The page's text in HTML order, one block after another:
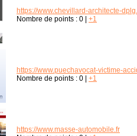
https://www.chevillard-architecte-
Nombre de points : 0 +1
https://www.puechavocat-victime-
Nombre de points : 0 +1
https://www.masse-automobile.fr